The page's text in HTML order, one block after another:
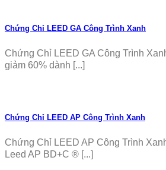
Chứng Chỉ LEED GA Công Trình Xanh
Chứng Chỉ LEED GA Công Trình
giảm 60% dành [...]
Chứng Chỉ LEED AP Công Trình Xanh
Chứng Chỉ LEED AP Công Trình
Leed AP BD+C ® [...]